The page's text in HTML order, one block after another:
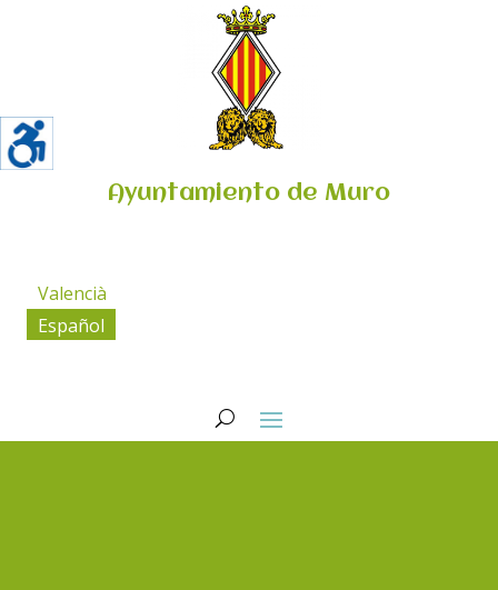
Ayuntamiento de Muro
Valencià
Español